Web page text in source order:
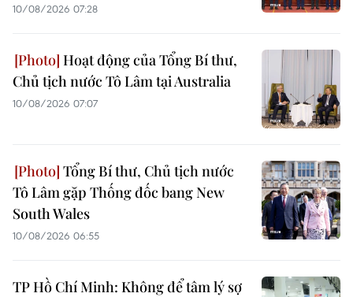
10/08/2026 07:28
Hoạt động của Tổng Bí thư,
Chủ tịch nước Tô Lâm tại Australia
10/08/2026 07:07
Tổng Bí thư, Chủ tịch nước
Tô Lâm gặp Thống đốc bang New
South Wales
10/08/2026 06:55
TP Hồ Chí Minh: Không để tâm lý sợ